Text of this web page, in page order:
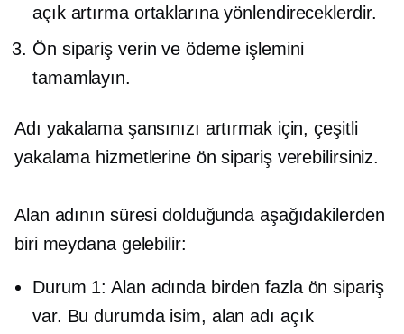
açık artırma ortaklarına yönlendireceklerdir.
Ön sipariş verin ve ödeme işlemini
tamamlayın.
Adı yakalama şansınızı artırmak için, çeşitli
yakalama hizmetlerine ön sipariş verebilirsiniz.
Alan adının süresi dolduğunda aşağıdakilerden
biri meydana gelebilir:
Durum 1: Alan adında birden fazla ön sipariş
var. Bu durumda isim, alan adı açık